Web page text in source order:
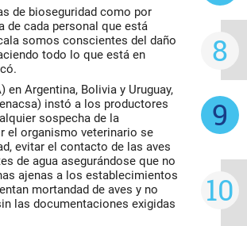
de bioseguridad como por
de cada personal que está
somos conscientes del daño
todo lo que está en
Argentina, Bolivia y Uruguay,
instó a los productores
sospecha de la
el organismo veterinario se
evitar el contacto de las aves
de agua asegurándose que no
ajenas a los establecimientos
mortandad de aves y no
las documentaciones exigidas